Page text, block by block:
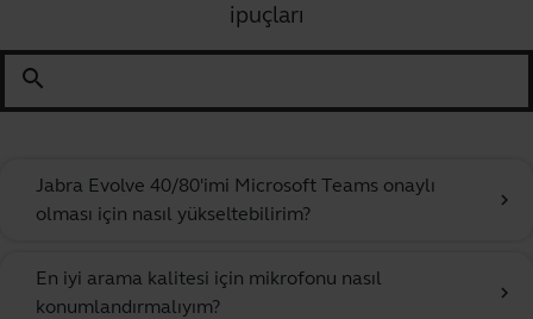
ipuçları
search
Jabra Evolve 40/80'imi Microsoft Teams onaylı
olması için nasıl yükseltebilirim?
chevron_right
En iyi arama kalitesi için mikrofonu nasıl
konumlandırmalıyım?
chevron_right